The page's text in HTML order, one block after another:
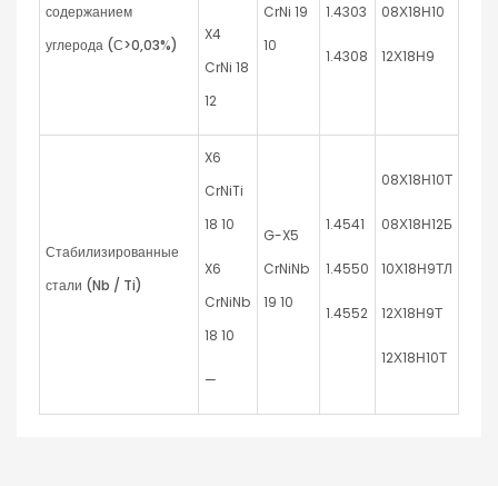
содержанием
углерода (С>0,03%)
X4
CrNi 18
12
CrNi 19
10
1.4303
1.4308
08Х18Н10
12Х18Н9
Стабилизированные
стали (Nb / Ti)
X6
CrNiTi
18 10
X6
CrNiNb
18 10
—
G-X5
CrNiNb
19 10
1.4541
1.4550
1.4552
08Х18Н10Т
08Х18Н12Б
10Х18Н9ТЛ
12Х18Н9Т
12Х18Н10Т